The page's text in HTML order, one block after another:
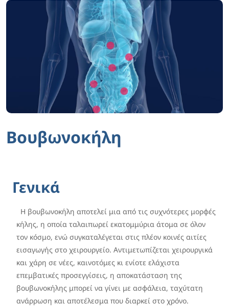
Βουβωνοκήλη
Γενικά
Η βουβωνοκήλη αποτελεί μια από τις συχνότερες μορφές
κήλης, η οποία ταλαιπωρεί εκατομμύρια άτομα σε όλον
τον κόσμο, ενώ συγκαταλέγεται στις πλέον κοινές αιτίες
εισαγωγής στο χειρουργείο. Αντιμετωπίζεται χειρουργικά
και χάρη σε νέες, καινοτόμες κι ενίοτε ελάχιστα
επεμβατικές προσεγγίσεις, η αποκατάσταση της
βουβωνοκήλης μπορεί να γίνει με ασφάλεια, ταχύτατη
ανάρρωση και αποτέλεσμα που διαρκεί στο χρόνο.